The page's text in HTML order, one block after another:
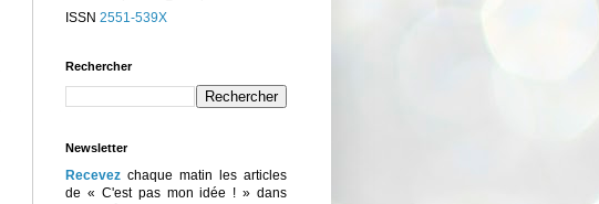
ISSN 2551-539X
Rechercher
Newsletter
Recevez chaque matin les articles
de « C'est pas mon idée ! » dans